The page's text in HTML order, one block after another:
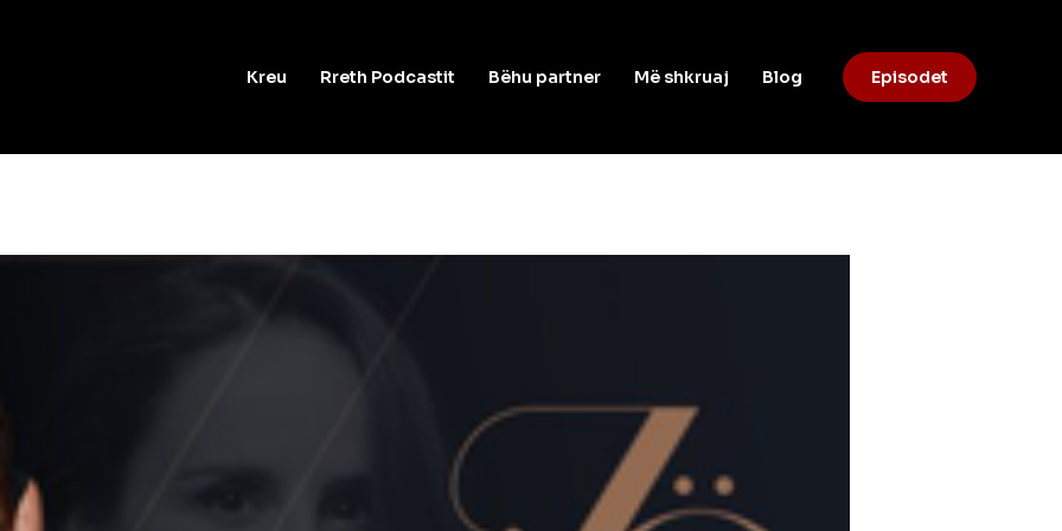
Kreu Rreth Podcastit Bëhu partner Më shkruaj Blog Episodet